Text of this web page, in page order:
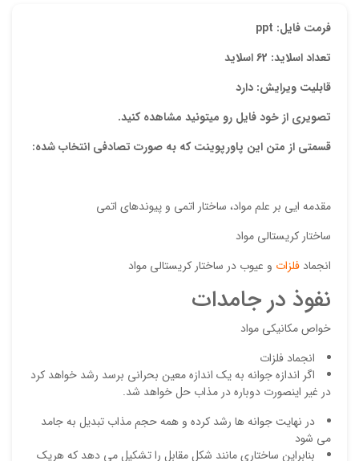
فرمت فایل: ppt
تعداد اسلاید: 62 اسلاید
قابلیت ویرایش: دارد
تصویری از خود فایل رو میتونید مشاهده کنید.
قسمتی از متن این پاورپوینت که به صورت تصادفی انتخاب شده:
مقدمه ایی بر علم مواد، ساختار اتمی و پیوندهای اتمی
ساختار کریستالی مواد
انجماد فلزات و عیوب در ساختار کریستالی مواد
نفوذ در جامدات
خواص مکانیکی مواد
انجماد فلزات
اگر اندازه جوانه به یک اندازه معین بحرانی برسد رشد خواهد کرد
در غیر اینصورت دوباره در مذاب حل خواهد شد.
در نهایت جوانه ها رشد کرده و همه حجم مذاب تبدیل به جامد
می شود
بنابراین ساختاری مانند شکل مقابل را تشکیل می دهد که هریک